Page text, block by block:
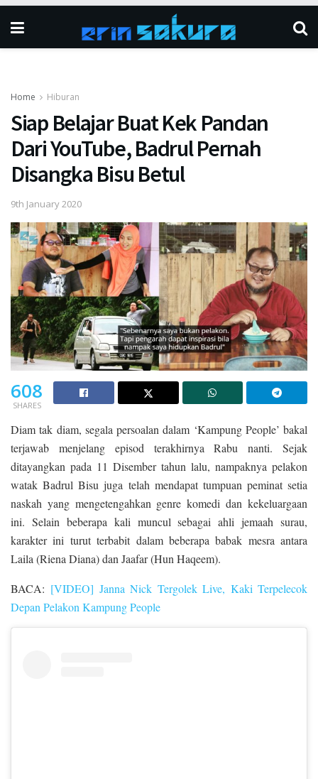
Home Hiburan
Siap Belajar Buat Kek Pandan
Dari YouTube, Badrul Pernah
Disangka Bisu Betul
9th January 2020
608
SHARES
Diam tak diam, segala persoalan dalam ‘Kampung People’ bakal
terjawab menjelang episod terakhirnya Rabu nanti. Sejak
ditayangkan pada 11 Disember tahun lalu, nampaknya pelakon
watak Badrul Bisu juga telah mendapat tumpuan peminat setia
naskah yang mengetengahkan genre komedi dan kekeluargaan
ini. Selain beberapa kali muncul sebagai ahli jemaah surau,
karakter ini turut terbabit dalam beberapa babak mesra antara
Laila (Riena Diana) dan Jaafar (Hun Haqeem).
BACA: [VIDEO] Janna Nick Tergolek Live, Kaki Terpelecok
Depan Pelakon Kampung People